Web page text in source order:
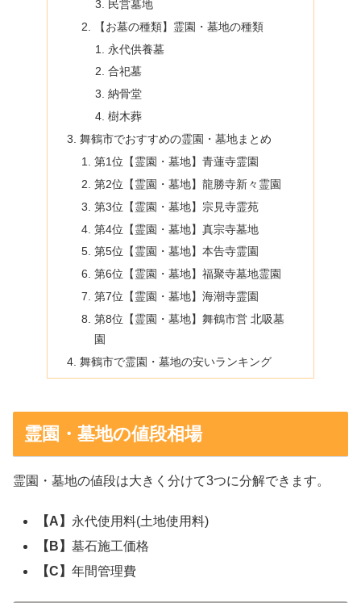
民営墓地
【お墓の種類】霊園・墓地の種類
永代供養墓
合祀墓
納骨堂
樹木葬
舞鶴市でおすすめの霊園・墓地まとめ
第1位【霊園・墓地】青蓮寺霊園
第2位【霊園・墓地】龍勝寺新々霊園
第3位【霊園・墓地】宗見寺霊苑
第4位【霊園・墓地】真宗寺墓地
第5位【霊園・墓地】本告寺霊園
第6位【霊園・墓地】福聚寺墓地霊園
第7位【霊園・墓地】海潮寺霊園
第8位【霊園・墓地】舞鶴市営 北吸墓
園
舞鶴市で霊園・墓地の安いランキング
霊園・墓地の値段相場
霊園・墓地の値段は大きく分けて3つに分解できます。
【A】 永代使用料(土地使用料)
【B】墓石施工価格
【C】年間管理費